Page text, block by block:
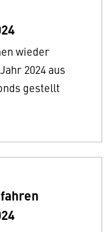
wieder
2024 aus
gestellt